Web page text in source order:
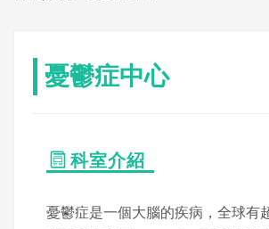
憂鬱症中心
科室介紹
憂鬱症是一個大腦的疾病，全球有